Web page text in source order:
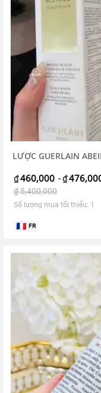
LƯỢC GUERLAIN
₫460,000 -₫
₫5,400,000
Số lượng mua tối thiểu: 1
FR